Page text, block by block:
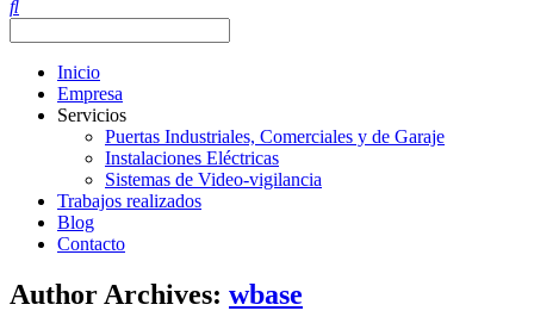
Inicio
Empresa
Servicios
Puertas Industriales, Comerciales y de Garaje
Instalaciones Eléctricas
Sistemas de Video-vigilancia
Trabajos realizados
Blog
Contacto
Author Archives: wbase